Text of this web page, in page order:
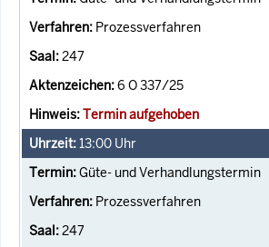
Prozessverfahren
247
6 O 337/25
Termin aufgehoben
13:00 Uhr
Güte- und Verhandlungstermin
Prozessverfahren
247